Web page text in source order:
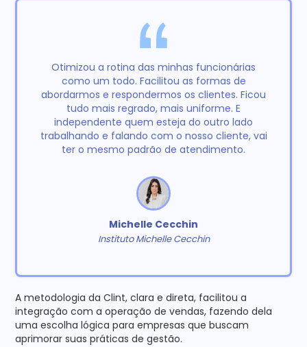
Otimizou a rotina das minhas funcionárias
como um todo. Facilitou as formas de
abordarmos e respondermos os clientes. Ficou
tudo mais regrado, mais uniforme. E
independente quem esteja do outro lado
trabalhando e falando com o nosso cliente, vai
ter o mesmo padrão de atendimento.
Michelle Cecchin
Instituto Michelle Cecchin
A metodologia da Clint, clara e direta, facilitou a
integração com a operação de vendas, fazendo dela
uma escolha lógica para empresas que buscam
aprimorar suas práticas de gestão.